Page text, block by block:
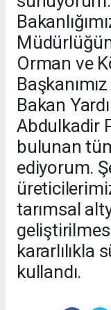
Orman ve
Bakan
Abdulkadir
bulunan
ediyorum.
tarımsal
geliştirilmesi
kararlılıkla
kullandı.